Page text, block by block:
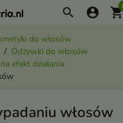
search account_circle
do włosów
Odżywki do włosów
efekt działania
włosów